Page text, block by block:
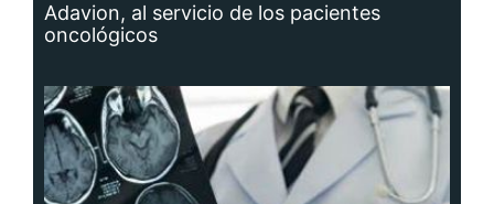
Adavion, al servicio de los pacientes
oncológicos